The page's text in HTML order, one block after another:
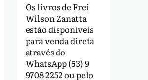
Os livros de Frei
Wilson Zanatta
estão disponíveis
para venda direta
através do
WhatsApp (53) 9
9708 2252 ou pelo